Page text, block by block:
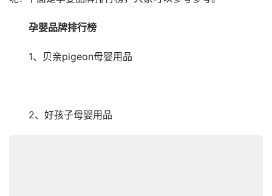
孕婴品牌排行榜
1、贝亲pigeon母婴用品
2、好孩子母婴用品